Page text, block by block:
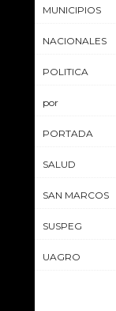
MUNICIPIOS
NACIONALES
POLITICA
por
PORTADA
SALUD
SAN MARCOS
SUSPEG
UAGRO